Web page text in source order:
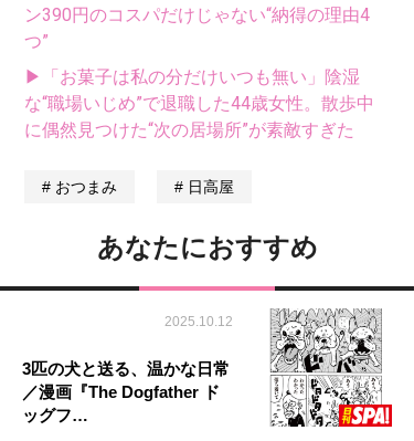
ン390円のコスパだけじゃない“納得の理由4
つ”
▶「お菓子は私の分だけいつも無い」陰湿
な“職場いじめ”で退職した44歳女性。散歩中
に偶然見つけた“次の居場所”が素敵すぎた
おつまみ 日高屋
あなたにおすすめ
2025.10.12
3匹の犬と送る、温かな日常
／漫画『The Dogfather ド
ッグフ…